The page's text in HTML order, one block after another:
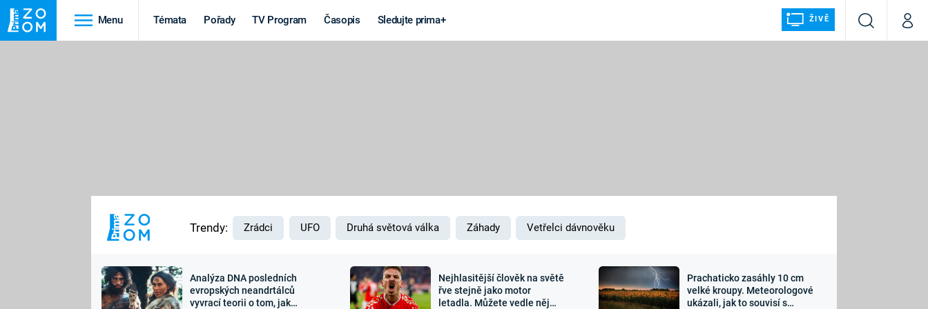
Menu Témata Pořady TV Program Časopis Sledujte prima+ ŽIVĚ
VyhledáváníMůj
MARS
Výročí
Záhady a
Zajímavosti Sledujte nás
Trendy: Zrádci UFO Druhá světová válka Záhady Vetřelci dávnověku
Analýza DNA posledních
evropských neandrtálců
vyvrací teorii o tom, jak
Nejhlasitější člověk na světě
řve stejně jako motor
letadla. Můžete vedle něj
Prachaticko zasáhly 10 cm
velké kroupy. Meteorologové
ukázali, jak to souvisí s